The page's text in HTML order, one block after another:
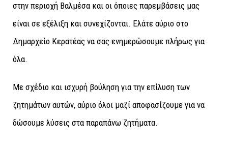
στην περιοχή Βαλμέσα και οι όποιες παρεμβάσεις μας
είναι σε εξέλιξη και συνεχίζονται. Ελάτε αύριο στο
Δημαρχείο Κερατέας να σας ενημερώσουμε πλήρως για
όλα.
Με σχέδιο και ισχυρή βούληση για την επίλυση των
ζητημάτων αυτών, αύριο όλοι μαζί αποφασίζουμε για να
δώσουμε λύσεις στα παραπάνω ζητήματα.